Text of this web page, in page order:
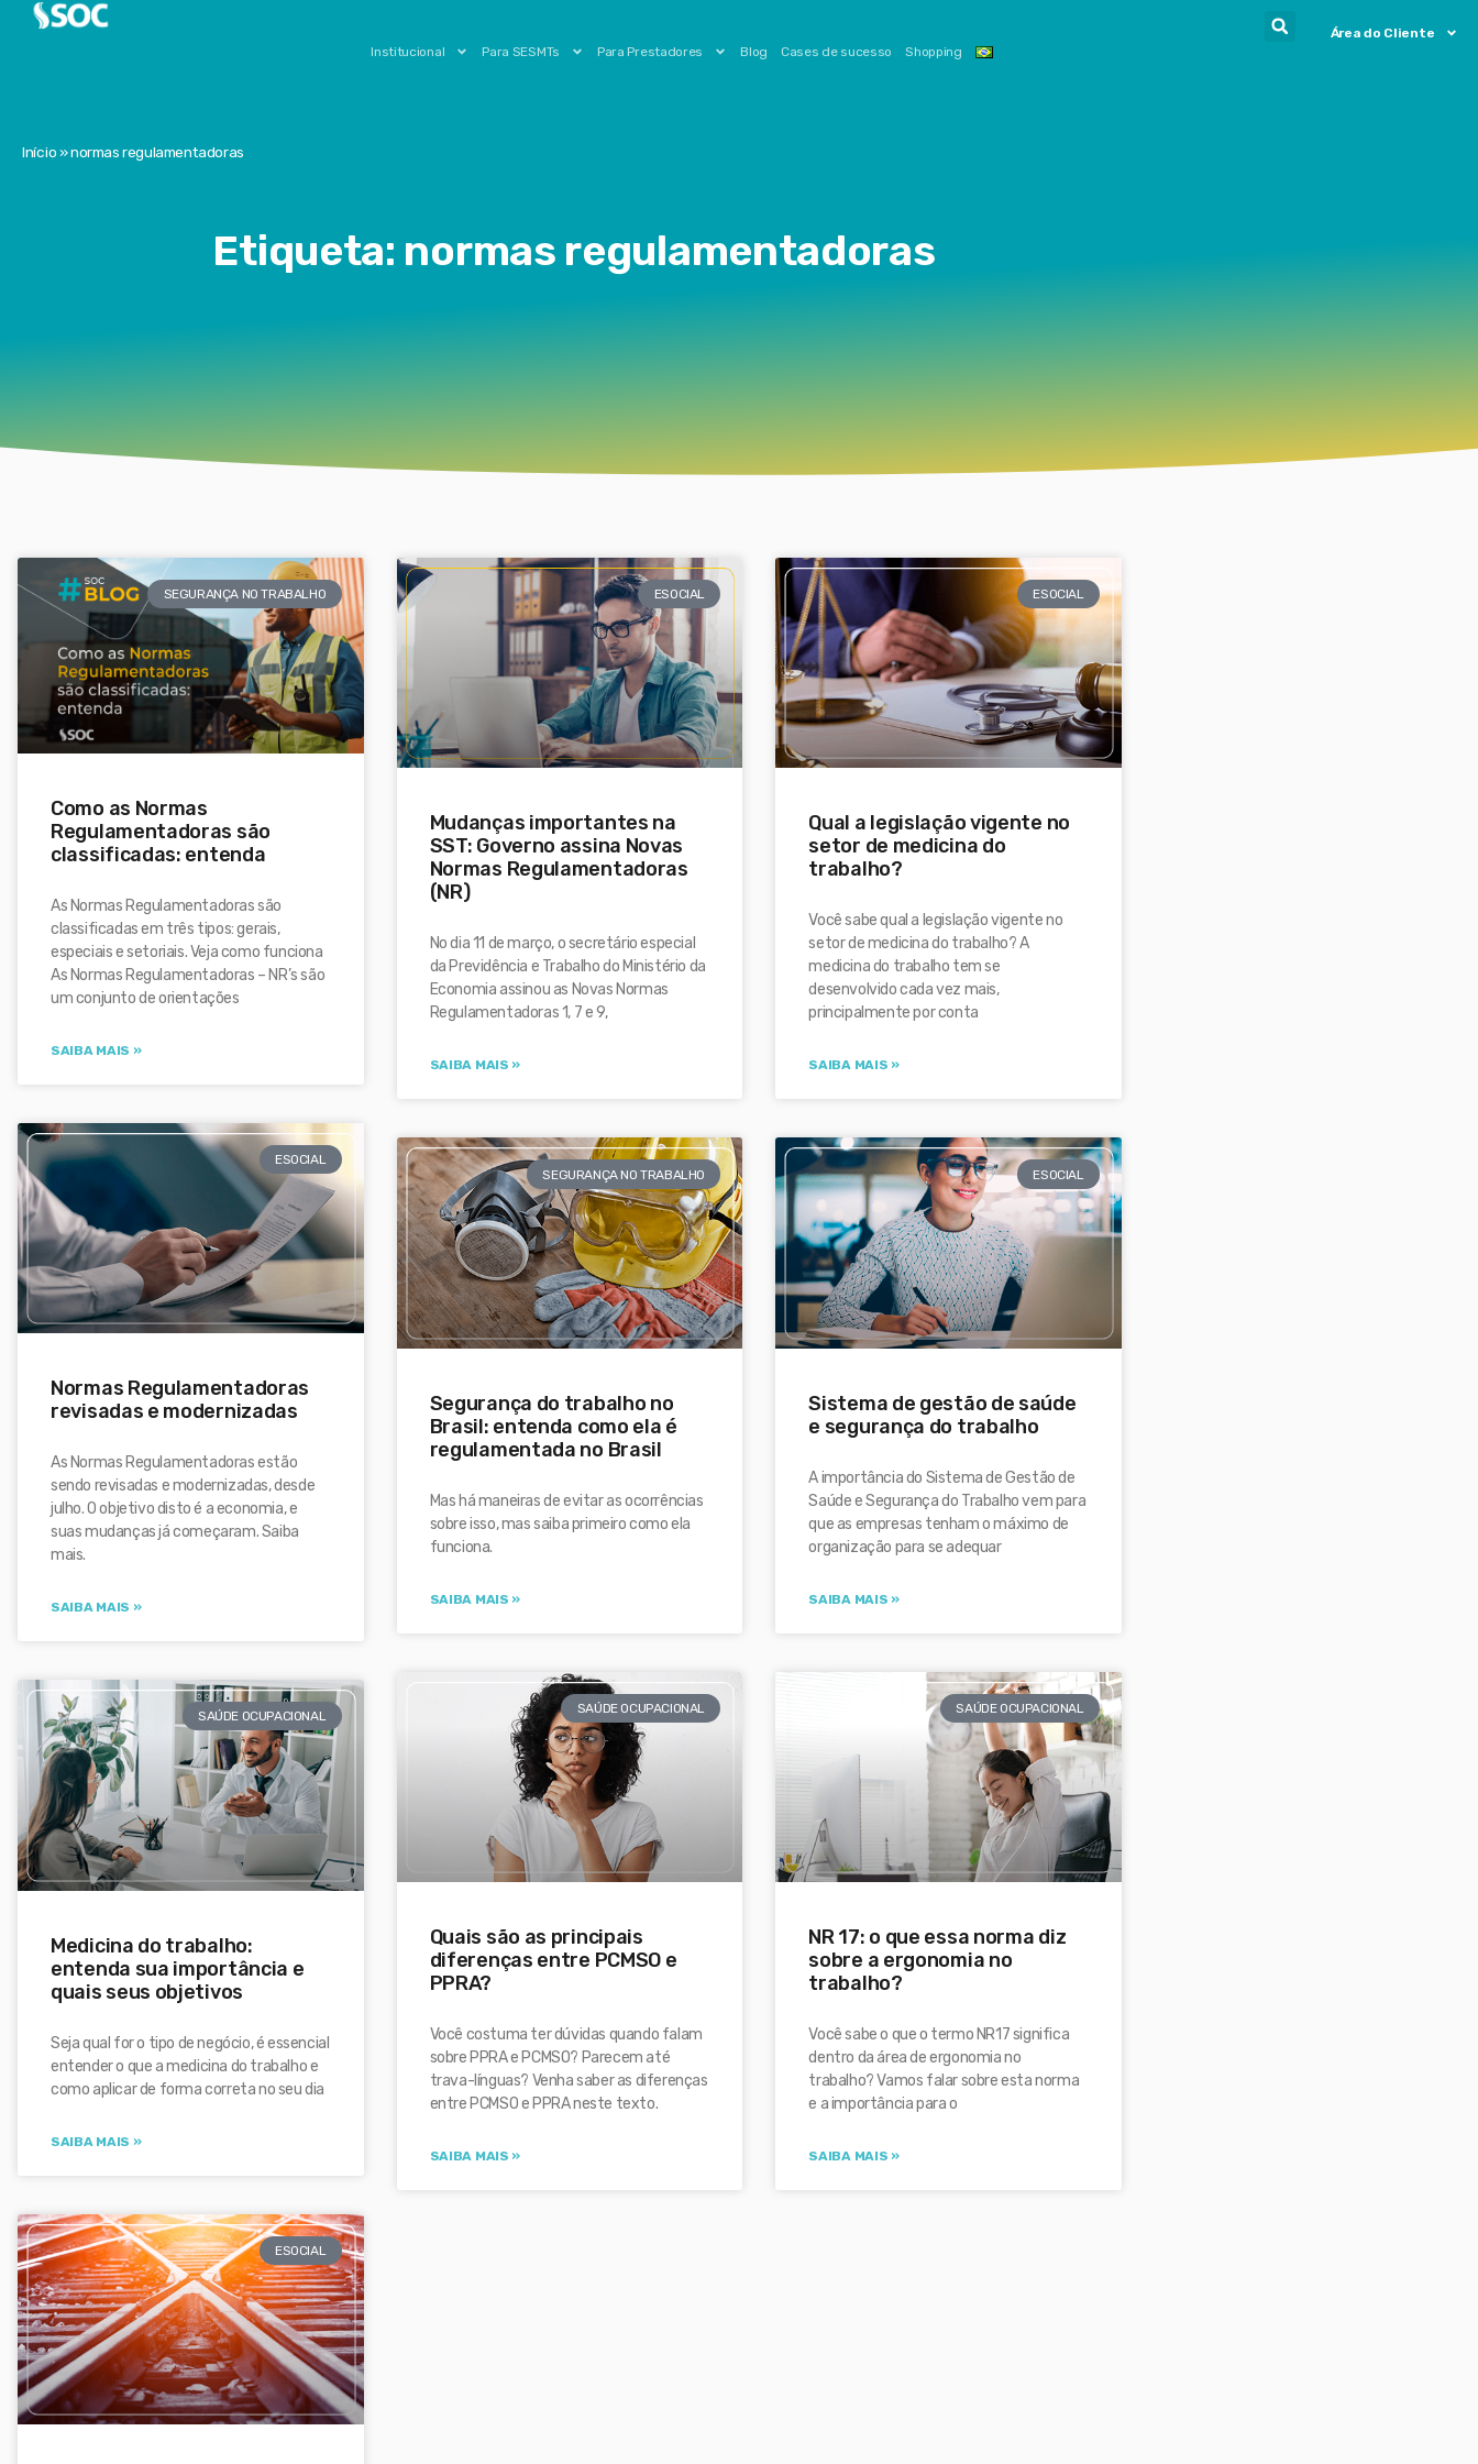
Institucional Para SESMTs Para Prestadores Blog Cases de sucesso Shopping
Área do Cliente
Início»normas regulamentadoras
Etiqueta: normas regulamentadoras
SEGURANÇA NO TRABALHO
Como as Normas
Regulamentadoras são
classificadas: entenda
As Normas Regulamentadoras são
classificadas em três tipos: gerais,
especiais e setoriais. Veja como funciona
As Normas Regulamentadoras – NR’s são
um conjunto de orientações
SAIBA MAIS »
ESOCIAL
Mudanças importantes na
SST: Governo assina Novas
Normas Regulamentadoras
(NR)
No dia 11 de março, o secretário especial
da Previdência e Trabalho do Ministério da
Economia assinou as Novas Normas
Regulamentadoras 1, 7 e 9,
SAIBA MAIS »
ESOCIAL
Qual a legislação vigente no
setor de medicina do
trabalho?
Você sabe qual a legislação vigente no
setor de medicina do trabalho? A
medicina do trabalho tem se
desenvolvido cada vez mais,
principalmente por conta
SAIBA MAIS »
ESOCIAL
Normas Regulamentadoras
revisadas e modernizadas
As Normas Regulamentadoras estão
sendo revisadas e modernizadas, desde
julho. O objetivo disto é a economia, e
suas mudanças já começaram. Saiba
mais.
SAIBA MAIS »
SEGURANÇA NO TRABALHO
Segurança do trabalho no
Brasil: entenda como ela é
regulamentada no Brasil
Mas há maneiras de evitar as ocorrências
sobre isso, mas saiba primeiro como ela
funciona.
SAIBA MAIS »
ESOCIAL
Sistema de gestão de saúde
e segurança do trabalho
A importância do Sistema de Gestão de
Saúde e Segurança do Trabalho vem para
que as empresas tenham o máximo de
organização para se adequar
SAIBA MAIS »
SAÚDE OCUPACIONAL
Medicina do trabalho:
entenda sua importância e
quais seus objetivos
Seja qual for o tipo de negócio, é essencial
entender o que a medicina do trabalho e
como aplicar de forma correta no seu dia
SAIBA MAIS »
SAÚDE OCUPACIONAL
Quais são as principais
diferenças entre PCMSO e
PPRA?
Você costuma ter dúvidas quando falam
sobre PPRA e PCMSO? Parecem até
trava-línguas? Venha saber as diferenças
entre PCMSO e PPRA neste texto.
SAIBA MAIS »
SAÚDE OCUPACIONAL
NR 17: o que essa norma diz
sobre a ergonomia no
trabalho?
Você sabe o que o termo NR17 significa
dentro da área de ergonomia no
trabalho? Vamos falar sobre esta norma
e a importância para o
SAIBA MAIS »
ESOCIAL